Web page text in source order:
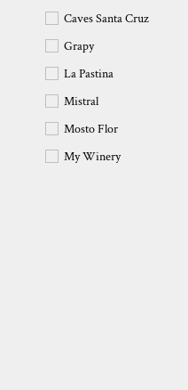
Caves Santa Cruz
Grapy
La Pastina
Mistral
Mosto Flor
My Winery